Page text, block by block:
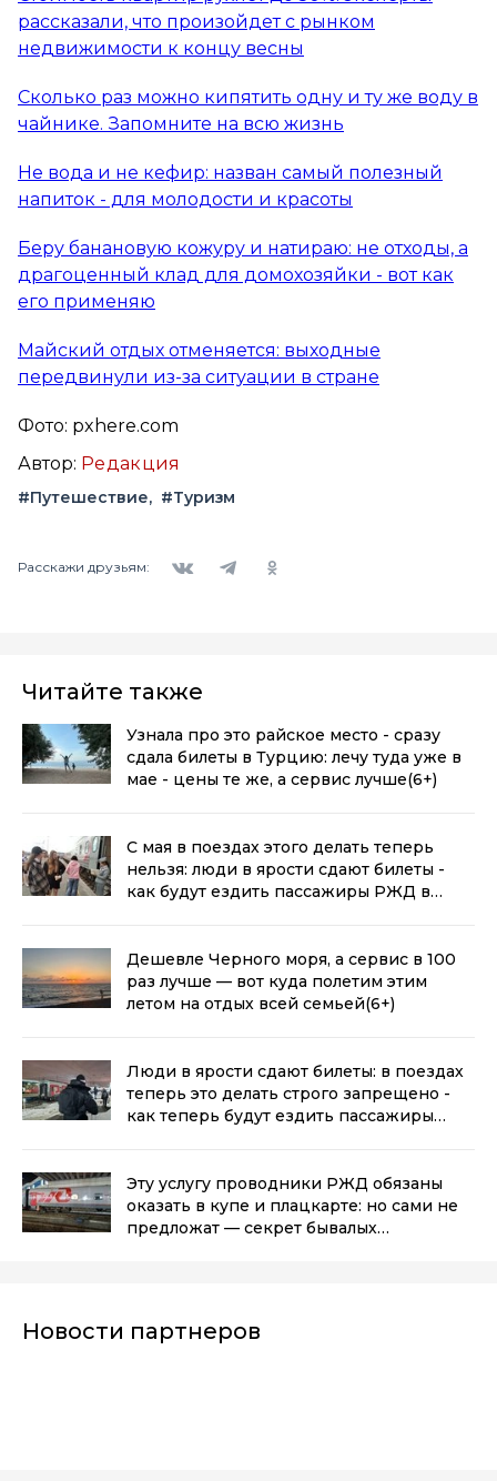
рассказали, что произойдет с рынком
недвижимости к концу весны
Сколько раз можно кипятить одну и ту же воду в
чайнике. Запомните на всю жизнь
Не вода и не кефир: назван самый полезный
напиток - для молодости и красоты
Беру банановую кожуру и натираю: не отходы, а
драгоценный клад для домохозяйки - вот как
его применяю
Майский отдых отменяется: выходные
передвинули из-за ситуации в стране
Фото: pxhere.com
Автор: Редакция
#Путешествие #Туризм
Расскажи друзьям:
Читайте также
Узнала про это райское место - сразу
сдала билеты в Турцию: лечу туда уже в
мае - цены те же, а сервис лучше(6+)
С мая в поездах этого делать теперь
нельзя: люди в ярости сдают билеты -
как будут ездить пассажиры РЖД в
Дешевле Черного моря, а сервис в 100
раз лучше — вот куда полетим этим
летом на отдых всей семьей(6+)
Люди в ярости сдают билеты: в поездах
теперь это делать строго запрещено -
как теперь будут ездить пассажиры
Эту услугу проводники РЖД обязаны
оказать в купе и плацкарте: но сами не
предложат — секрет бывалых
Новости партнеров